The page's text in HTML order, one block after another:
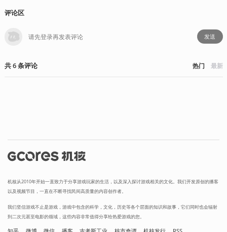
评论区
发送
共6条评论 热门 最新
机核从2010年开始一直致力于分享游戏玩家的生活，以及深入探讨游戏相关的文化。我们开发原创的播客
以及视频节目，一直在不断寻找民间高质量的内容创作者。
我们坚信游戏不止是游戏，游戏中包含的科学，文化，历史等各个层面的知识和故事，它们同时也会辐射
到二次元甚至电影的领域，这些内容非常值得分享给热爱游戏的您。